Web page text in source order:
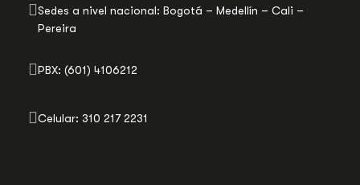
Sedes a nivel nacional: Bogotá – Medellín – Cali –
Pereira
PBX: (601) 4106212
Celular: 310 217 2231